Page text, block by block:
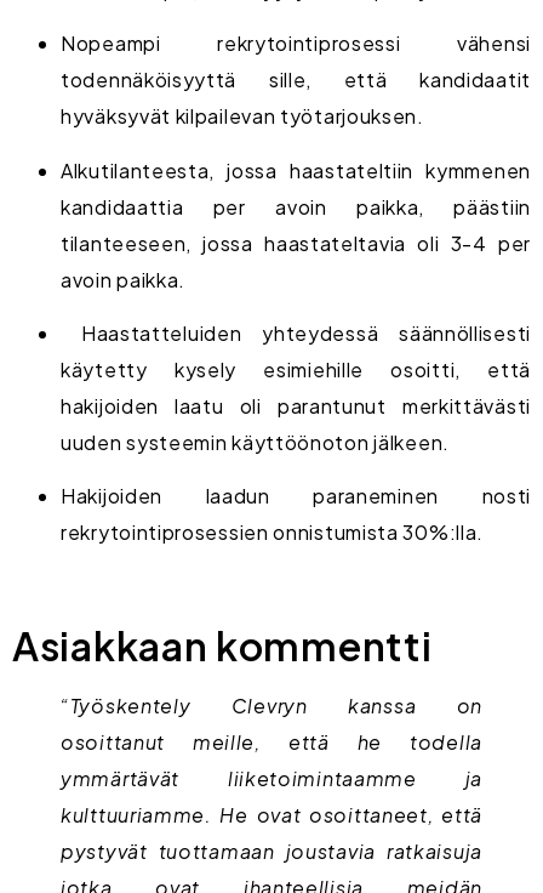
Nopeampi rekrytointiprosessi vähensi
todennäköisyyttä sille, että kandidaatit
hyväksyvät kilpailevan työtarjouksen.
Alkutilanteesta, jossa haastateltiin kymmenen
kandidaattia per avoin paikka, päästiin
tilanteeseen, jossa haastateltavia oli 3-4 per
avoin paikka.
Haastatteluiden yhteydessä säännöllisesti
käytetty kysely esimiehille osoitti, että
hakijoiden laatu oli parantunut merkittävästi
uuden systeemin käyttöönoton jälkeen.
Hakijoiden laadun paraneminen nosti
rekrytointiprosessien onnistumista 30%:lla.
Asiakkaan kommentti
“Työskentely Clevryn kanssa on
osoittanut meille, että he todella
ymmärtävät liiketoimintaamme ja
kulttuuriamme. He ovat osoittaneet, että
pystyvät tuottamaan joustavia ratkaisuja
jotka ovat ihanteellisia meidän